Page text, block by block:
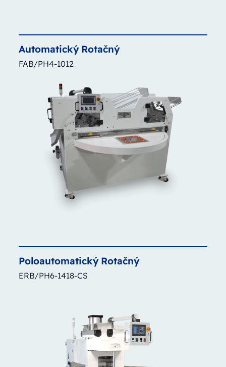
Automatický Rotačný
FAB/PH4-1012
Poloautomatický Rotačný
ERB/PH6-1418-CS